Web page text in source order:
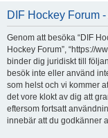
DIF Hockey Forum
Genom att besöka “DIF
Hockey Forum”, “https://
binder dig juridiskt till
besök inte eller använd
som helst och vi kommer
det vore klokt av dig att
eftersom fortsatt
innebär att du godkänner